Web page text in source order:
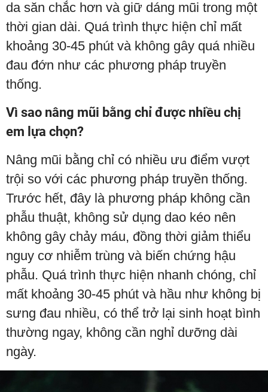
da săn chắc hơn và giữ dáng mũi trong một
thời gian dài. Quá trình thực hiện chỉ mất
khoảng 30-45 phút và không gây quá nhiều
đau đớn như các phương pháp truyền
thống.
Vì sao nâng mũi bằng chỉ được nhiều chị
em lựa chọn?
Nâng mũi bằng chỉ có nhiều ưu điểm vượt
trội so với các phương pháp truyền thống.
Trước hết, đây là phương pháp không cần
phẫu thuật, không sử dụng dao kéo nên
không gây chảy máu, đồng thời giảm thiểu
nguy cơ nhiễm trùng và biến chứng hậu
phẫu. Quá trình thực hiện nhanh chóng, chỉ
mất khoảng 30-45 phút và hầu như không bị
sưng đau nhiều, có thể trở lại sinh hoạt bình
thường ngay, không cần nghỉ dưỡng dài
ngày.